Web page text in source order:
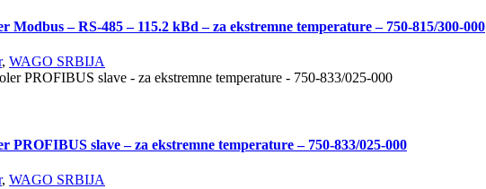
Modbus – RS-485 – 115.2 kBd – za ekstremne temperature – 750-815/300-000
, WAGO SRBIJA
PROFIBUS slave – za ekstremne temperature – 750-833/025-000
, WAGO SRBIJA